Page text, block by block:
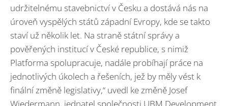
udržitelnému stavebnictví v Česku a dostává nás na
úroveň vyspělých států západní Evropy, kde se takto
staví už několik let. Na straně státní správy a
pověřených institucí v České republice, s nimiž
Platforma spolupracuje, nadále probíhají práce na
jednotlivých úkolech a řešeních, jež by měly vést k
finální změně legislativy,“ uvedl ke změně Josef